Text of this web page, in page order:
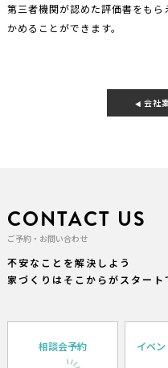
第三者機関が認めた評価書をも
かめることができます。
会社
CONTACT US
ご予約・お問い合わせ
不安なことを解決しよう
家づくりはそこからがスタート
相談会予約 イベ